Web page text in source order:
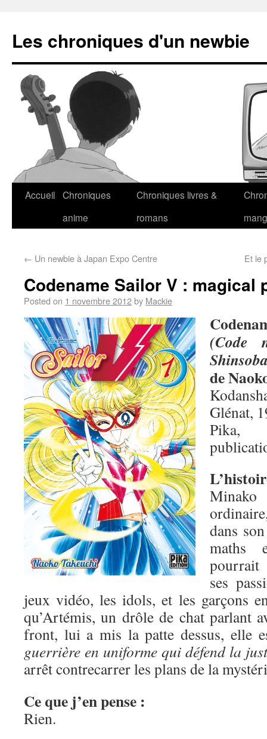
Les chroniques d'un newbie
Accueil Chroniques
anime
Chroniques livres &
romans
← Un newbie à Japan Expo Centre Et le
Codename Sailor V : magical
Posted on 1 novembre 2012by Mackie
(Code
de
Glénat,
Pika,
Minako
dans
maths
pourrait
ses
jeux vidéo, les idols, et les garçons
qu’Artémis, un drôle de chat parlant
front, lui a mis la patte dessus, elle
guerrière en uniforme qui défend la
arrêt contrecarrer les plans de la
Ce que j’en pense :
Rien.